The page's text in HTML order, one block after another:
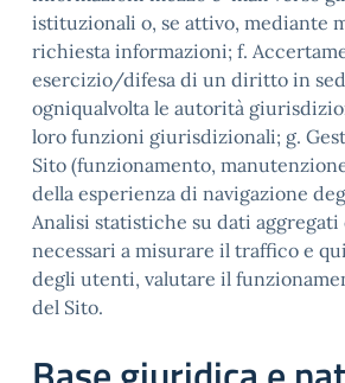
istituzionali o, se attivo, mediante
richiesta informazioni; f.
esercizio/difesa di un diritto in
ogniqualvolta le autorità
loro funzioni giurisdizionali; g.
Sito (funzionamento,
della esperienza di navigazione
Analisi statistiche su dati aggregati
necessari a misurare il traffico e
degli utenti, valutare il
del Sito.